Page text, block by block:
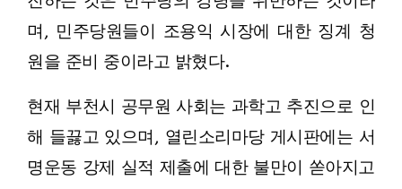
며, 민주당원들이 조용익 시장에 대한 징계 청
원을 준비 중이라고 밝혔다.
현재 부천시 공무원 사회는 과학고 추진으로 인
해 들끓고 있으며, 열린소리마당 게시판에는 서
명운동 강제 실적 제출에 대한 불만이 쏟아지고